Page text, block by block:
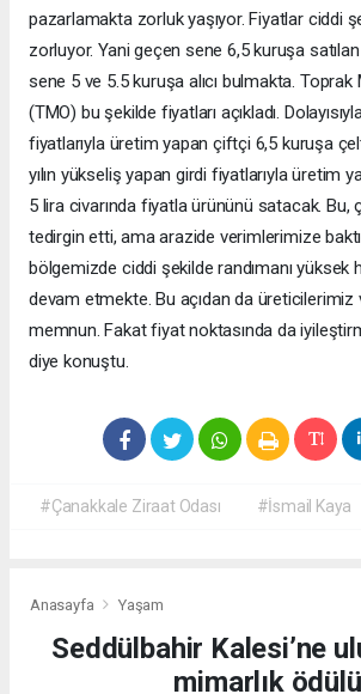
pazarlamakta zorluk yaşıyor. Fiyatlar ciddi
zorluyor. Yani geçen sene 6,5 kuruşa
sene 5 ve 5.5 kuruşa alıcı bulmakta.
(TMO) bu şekilde fiyatları açıkladı.
fiyatlarıyla üretim yapan çiftçi 6,5 kuruşa
yılın yükseliş yapan girdi fiyatlarıyla üretim
5 lira civarında fiyatla ürününü satacak. Bu,
tedirgin etti, ama arazide verimlerimize
bölgemizde ciddi şekilde randımanı yüksek
devam etmekte. Bu açıdan da üreticilerimiz
memnun. Fakat fiyat noktasında da
diye konuştu.
#Çanakkale Ziraat Odası #İsmail Kaya
Anasayfa Yaşam
Seddülbahir Kalesi’ne
mimarlık ödülü